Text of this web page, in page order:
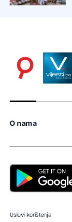
O nama
Uslovi korištenja